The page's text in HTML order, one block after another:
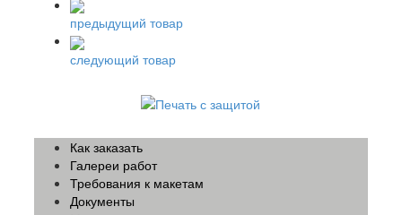
предыдущий товар
следующий товар
Как заказать
Галереи работ
Требования к макетам
Документы